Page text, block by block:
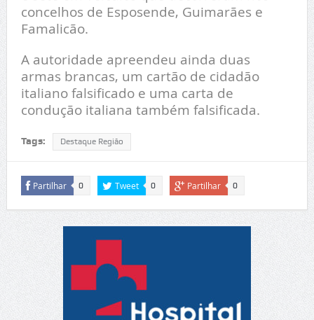
concelhos de Esposende, Guimarães e
Famalicão.
A autoridade apreendeu ainda duas
armas brancas, um cartão de cidadão
italiano falsificado e uma carta de
condução italiana também falsificada.
Tags: Destaque Região
Partilhar 0 Tweet 0 Partilhar 0